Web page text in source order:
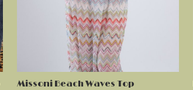
Missoni Beach Waves Top